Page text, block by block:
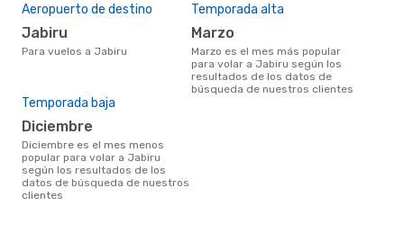
Aeropuerto de destino
Jabiru
Para vuelos a Jabiru
Temporada alta
marzo
marzo es el mes más popular
para volar a Jabiru según los
resultados de los datos de
búsqueda de nuestros clientes
Temporada baja
diciembre
diciembre es el mes menos
popular para volar a Jabiru
según los resultados de los
datos de búsqueda de nuestros
clientes